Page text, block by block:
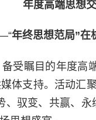
年度高端思想
年终思想范局”在
受瞩目的年度
体支持。活动汇
、驭变、共赢、